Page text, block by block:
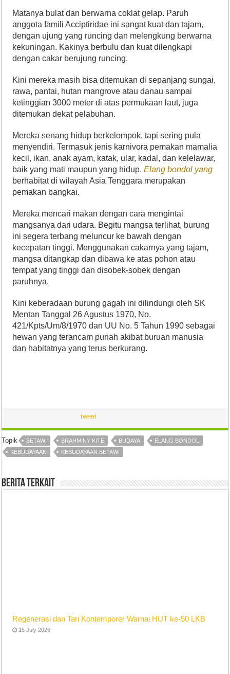
Matanya bulat dan berwarna coklat gelap. Paruh
anggota famili Acciptiridae ini sangat kuat dan tajam,
dengan ujung yang runcing dan melengkung berwarna
kekuningan. Kakinya berbulu dan kuat dilengkapi
dengan cakar berujung runcing.
Kini mereka masih bisa ditemukan di sepanjang sungai,
rawa, pantai, hutan mangrove atau danau sampai
ketinggian 3000 meter di atas permukaan laut, juga
ditemukan dekat pelabuhan.
Mereka senang hidup berkelompok, tapi sering pula
menyendiri. Termasuk jenis karnivora pemakan mamalia
kecil, ikan, anak ayam, katak, ular, kadal, dan kelelawar,
baik yang mati maupun yang hidup.Elang bondol yang
berhabitat di wilayah Asia Tenggara merupakan
pemakan bangkai.
Mereka mencari makan dengan cara mengintai
mangsanya dari udara. Begitu mangsa terlihat, burung
ini segera terbang meluncur ke bawah dengan
kecepatan tinggi. Menggunakan cakarnya yang tajam,
mangsa ditangkap dan dibawa ke atas pohon atau
tempat yang tinggi dan disobek-sobek dengan
paruhnya.
Kini keberadaan burung gagah ini dilindungi oleh SK
Mentan Tanggal 26 Agustus 1970, No.
421/Kpts/Um/8/1970 dan UU No. 5 Tahun 1990 sebagai
hewan yang terancam punah akibat buruan manusia
dan habitatnya yang terus berkurang.
tweet
Topik BETAWI BRAHMINY KITE BUDAYA
ELANG BONDOL
KEBUDAYAAN
KEBUDAYAAN BETAWI
Berita Terkait
Regenerasi dan Tari Kontemporer Warnai HUT ke-50 LKB
15 July 2026